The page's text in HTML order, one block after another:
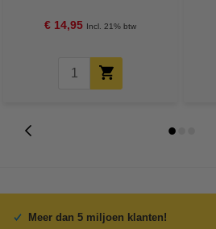
€ 14,95 Incl. 21% btw
Meer dan 5 miljoen klanten!